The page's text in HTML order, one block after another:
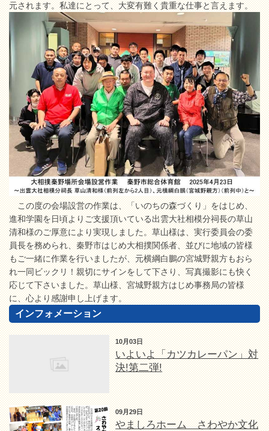
元されます。私達にとって、大変有難く貴重な仕事と言えます。
この度の会場設営の作業は、「いのちの森づくり」をはじめ、
進和学園を日頃よりご支援頂いている出雲大社相模分祠長の草山
清和様のご厚意により実現しました。草山様は、実行委員会の委
員長を務められ、秦野市はじめ大相撲関係者、並びに地域の皆様
もご一緒に作業を行いましたが、元横綱白鵬の宮城野親方もおら
れ一同ビックリ！親切にサインをして下さり、写真撮影にも快く
応じて下さいました。草山様、宮城野親方はじめ事務局の皆様
に、心より感謝申し上げます。
インフォメーション
10月03日
いよいよ「カツカレーパン」対
決!第二弾!
09月29日
やましろホーム さわやか文化